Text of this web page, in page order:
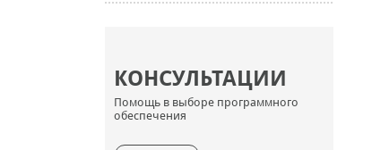
КОНСУЛЬТАЦИИ
Помощь в выборе программного
обеспечения